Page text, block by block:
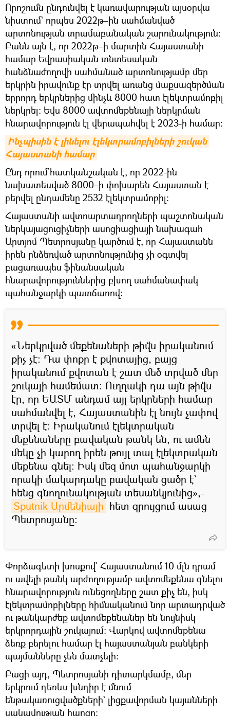
Որոշումն ընդունվել է կառավարության այսօրվա
նիստում` որպես 2022թ–ին սահմանված
արտոնության տրամաբանական շարունակություն։
Բանն այն է, որ 2022թ–ի մարտին Հայաստանի
համար Եվրասիական տնտեսական
հանձնաժողովի սահմանած արտոնությամբ մեր
երկրին իրավունք էր տրվել առանց մաքսազերծման
երրորդ երկրներից մինչև 8000 հատ էլեկտրամոբիլ
ներկրել։ Եվս 8000 ավտոմեքենայի ներկրման
հնարավորություն էլ վերապահվել է 2023-ի համար։
Ինչպիսին է լինելու էլեկտրամոբիլների շուկան
Հայաստանի համար
Ընդ որում`հատկանշական է, որ 2022-ին
նախատեսված 8000–ի փոխարեն Հայաստան է
բերվել ընդամենը 2532 էլեկտրամոբիլ։
Հայաստանի ավտոարտադրողների պաշտոնական
ներկայացուցիչների ասոցիացիայի նախագահ
Արտյոմ Պետրոսյանը կարծում է, որ Հայաստանն
իրեն ընձեռված արտոնությունից չի օգտվել
բացառապես ֆինանսական
հնարավորություններից բխող սահմանափակ
պահանջարկի պատճառով։
«Ներկրված մեքենաների թիվն իրականում
քիչ չէ։ Դա փոքր է քվոտայից, բայց
իրականում քվոտան է շատ մեծ տրված մեր
շուկայի համեմատ։ Ուղղակի դա այն թիվն
էր, որ ԵԱՏՄ անդամ այլ երկրների համար
սահմանվել է, Հայաստանին էլ նույն չափով
տրվել է։ Իրականում էլեկտրական
մեքենաները բավական թանկ են, ու ամեն
մեկը չի կարող իրեն թույլ տալ էլեկտրական
մեքենա գնել։ Իսկ մեզ մոտ պահանջարկի
որակի մակարդակը բավական ցածր է`
հենց գնողունակության տեսանկյունից»,-
Sputnik Արմենիայի հետ զրույցում ասաց
Պետրոսյանը։
Փորձագետի խոսքով` Հայաստանում 10 մլն դրամ
ու ավելի թանկ արժողությամբ ավտոմեքենա գնելու
հնարավորություն ունեցողները շատ քիչ են, իսկ
էլեկտրամոբիլները հիմնականում նոր արտադրված
ու թանկարժեք ավտոմեքենաներ են նույնիսկ
երկրորդային շուկայում։ Վարկով ավտոմեքենա
ձեռք բերելու համար էլ հայաստանյան բանկերի
պայմանները չեն մատչելի։
Բացի այդ, Պետրոսյանի դիտարկմամբ, մեր
երկրում դեռևս խնդիր է մնում
ենթակառուցվածքների` լիցքավորման կայանների
սակավության հարցը։